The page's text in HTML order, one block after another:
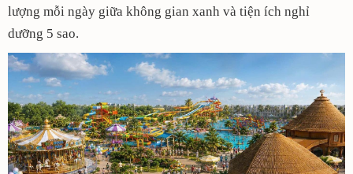
lượng mỗi ngày giữa không gian xanh và tiện ích nghỉ
dưỡng 5 sao.